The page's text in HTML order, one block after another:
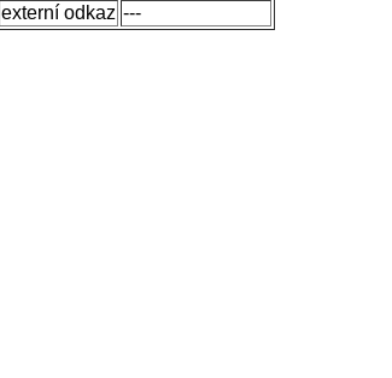
externí odkaz ---